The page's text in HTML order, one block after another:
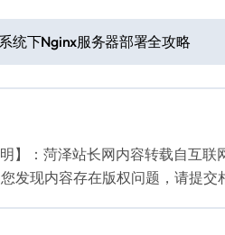
统下Nginx服务器部署全攻略
明】：菏泽站长网内容转载自互
发现内容存在版权问题，请提交